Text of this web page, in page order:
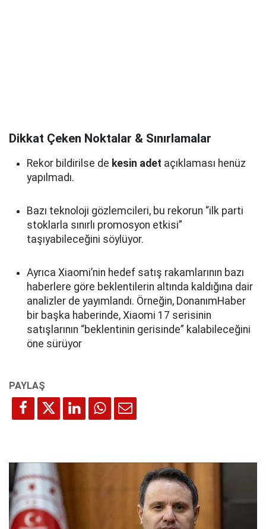
Dikkat Çeken Noktalar & Sınırlamalar
Rekor bildirilse de kesin adet açıklaması henüz
yapılmadı.
Bazı teknoloji gözlemcileri, bu rekorun “ilk parti
stoklarla sınırlı promosyon etkisi”
taşıyabileceğini söylüyor.
Ayrıca Xiaomi’nin hedef satış rakamlarının bazı
haberlere göre beklentilerin altında kaldığına dair
analizler de yayımlandı. Örneğin, DonanımHaber
bir başka haberinde, Xiaomi 17 serisinin
satışlarının “beklentinin gerisinde” kalabileceğini
öne sürüyor